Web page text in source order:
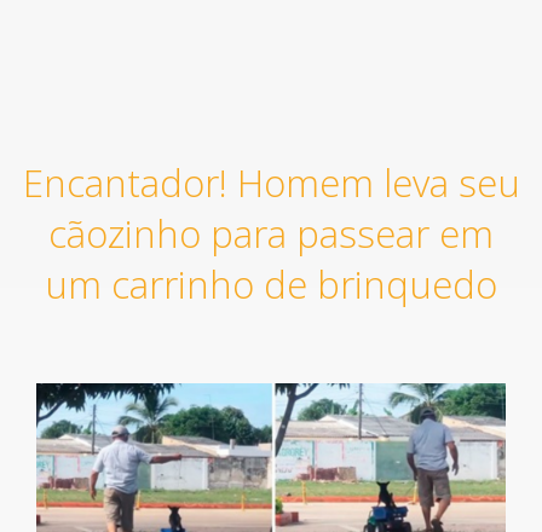
Encantador! Homem leva seu
cãozinho para passear em
um carrinho de brinquedo